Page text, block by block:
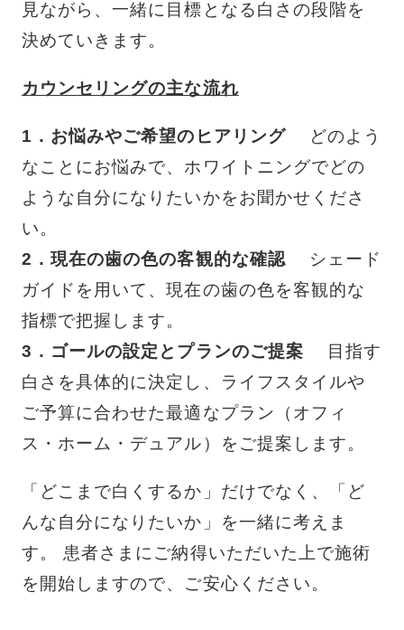
見ながら、一緒に目標となる白さの段階を
決めていきます。
カウンセリングの主な流れ
1．お悩みやご希望のヒアリングどのよう
なことにお悩みで、ホワイトニングでどの
ような自分になりたいかをお聞かせくださ
い。
2 ． 現在の歯の色の客観的な確認シェード
ガイドを用いて、現在の歯の色を客観的な
指標で把握します。
3 ． ゴールの設定とプランのご提案 目指す
白さを具体的に決定し、ライフスタイルや
ご予算に合わせた最適なプラン（オフィ
ス・ホーム・デュアル）をご提案します。
「どこまで白くするか」だけでなく、「ど
んな自分になりたいか」を一緒に考えま
す。 患者さまにご納得いただいた上で施術
を開始しますので、ご安心ください。